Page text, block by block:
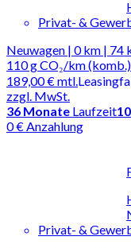
Privat- &
Neuwagen | 0 km | 74
110 g CO₂/km
189,00 €mtl.
zzgl. MwSt.
36 Monate Laufzeit
0 € Anzahlung
Privat- &